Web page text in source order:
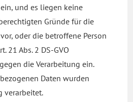
und es liegen keine
Gründe für die
oder die betroffene Person
21 Abs. 2 DS-GVO
die Verarbeitung ein.
Daten wurden
verarbeitet.